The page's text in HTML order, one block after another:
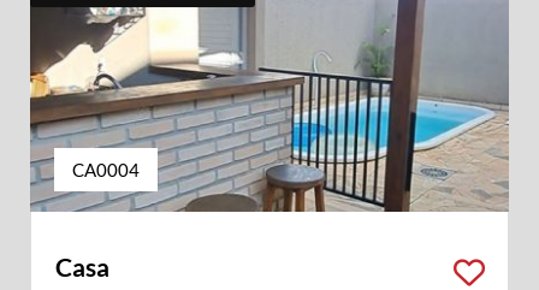
CA0004
Casa